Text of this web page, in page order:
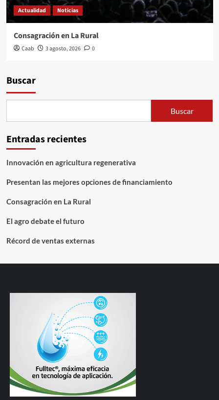
Actualidad Noticias
Consagración en La Rural
Caab 3 agosto, 2026 0
Buscar
Buscar
Entradas recientes
Innovación en agricultura regenerativa
Presentan las mejores opciones de financiamiento
Consagración en La Rural
El agro debate el futuro
Récord de ventas externas